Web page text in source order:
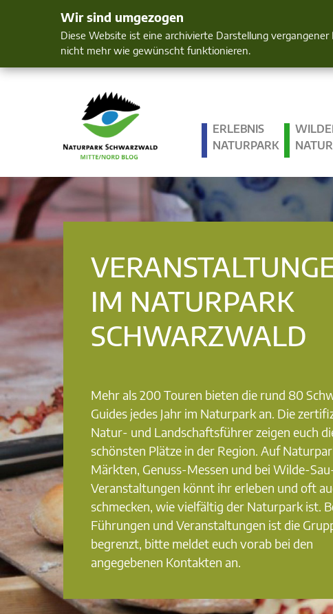
Wir sind umgezogen
Diese Website ist eine archivierte Darstellung
nicht mehr wie gewünscht funktionieren.
Mensch und
ERLEBNIS
NATURPARK
IM NATURPARK
SCHWARZWALD
Mehr als 200 Touren bieten die rund 80
Guides jedes Jahr im Naturpark an. Die
Natur- und Landschaftsführer zeigen euch
schönsten Plätze in der Region. Auf
Märkten, Genuss-Messen und bei Wilde-
Veranstaltungen könnt ihr erleben und oft
schmecken, wie vielfältig der Naturpark ist.
Führungen und Veranstaltungen ist die
begrenzt, bitte meldet euch vorab bei den
angegebenen Kontakten an.